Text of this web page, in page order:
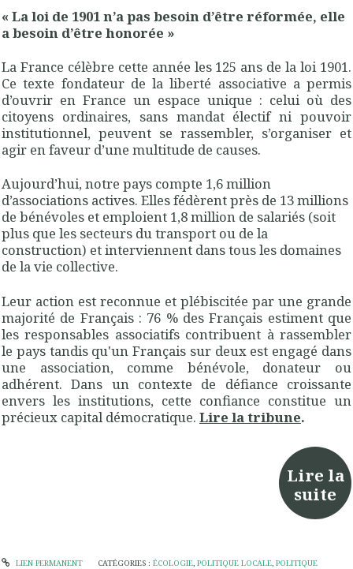
« La loi de 1901 n’a pas besoin d’être réformée, elle
a besoin d’être honorée »
La France célèbre cette année les 125 ans de la loi 1901.
Ce texte fondateur de la liberté associative a permis
d’ouvrir en France un espace unique : celui où des
citoyens ordinaires, sans mandat électif ni pouvoir
institutionnel, peuvent se rassembler, s’organiser et
agir en faveur d’une multitude de causes.
Aujourd’hui, notre pays compte 1,6 million
d’associations actives. Elles fédèrent près de 13 millions
de bénévoles et emploient 1,8 million de salariés (soit
plus que les secteurs du transport ou de la
construction) et interviennent dans tous les domaines
de la vie collective.
Leur action est reconnue et plébiscitée par une grande
majorité de Français : 76 % des Français estiment que
les responsables associatifs contribuent à rassembler
le pays tandis qu'un Français sur deux est engagé dans
une association, comme bénévole, donateur ou
adhérent. Dans un contexte de défiance croissante
envers les institutions, cette confiance constitue un
précieux capital démocratique. Lire la tribune.
Lire la
suite
LIEN PERMANENT CATÉGORIES : ÉCOLOGIE, POLITIQUE LOCALE, POLITIQUE